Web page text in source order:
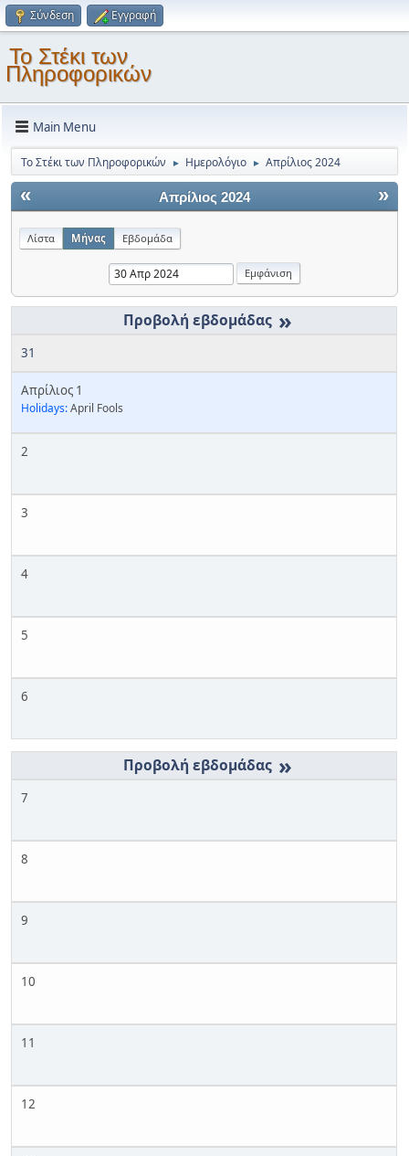
Σύνδεση Εγγραφή
Το Στέκι των
Πληροφορικών
Main Menu
Το Στέκι των Πληροφορικών ► Ημερολόγιο ► Απρίλιος 2024
« »
Απρίλιος 2024
Λίστα Μήνας Εβδομάδα
»
31
Απρίλιος 1
Holidays:April Fools
2
3
4
5
6
»
7
8
9
10
11
12